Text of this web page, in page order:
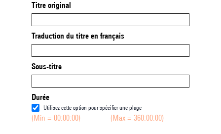
Titre original
Traduction du titre en français
Sous-titre
Durée
Utilisez cette option pour spécifier une plage
(Min = 00:00:00) (Max = 360:00:00)